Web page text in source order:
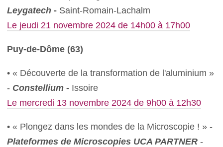
Leygatech - Saint-Romain-Lachalm
Le jeudi 21 novembre 2024 de 14h00 à 17h00
Puy-de-Dôme (63)
• « Découverte de la transformation de l'aluminium »
- Constellium - Issoire
Le mercredi 13 novembre 2024 de 9h00 à 12h30
• « Plongez dans les mondes de la Microscopie ! » -
Plateformes de Microscopies UCA PARTNER -